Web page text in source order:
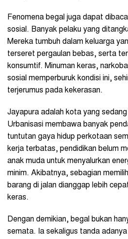
Fenomena begal juga dapat
sosial. Banyak pelaku yang
Mereka tumbuh dalam keluarga
terseret pergaulan bebas, serta
konsumtif. Minuman keras,
sosial memperburuk kondisi ini,
terjerumus pada kekerasan.
Jayapura adalah kota yang
Urbanisasi membawa banyak
tuntutan gaya hidup perkotaan
kerja terbatas, pendidikan belum
anak muda untuk menyalurkan
minim. Akibatnya, sebagian
barang di jalan dianggap lebih
keras.
Dengan demikian, begal bukan
semata. Ia sekaligus tanda